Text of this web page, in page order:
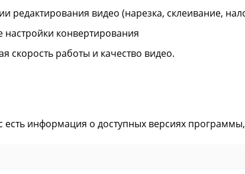
редактирования видео (нарезка, склеивание,
настройки конвертирования
скорость работы и качество видео.
есть информация о доступных версиях